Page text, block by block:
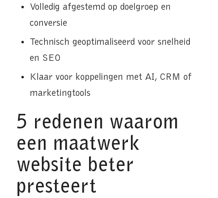
Volledig afgestemd op doelgroep en
conversie
Technisch geoptimaliseerd voor snelheid
en SEO
Klaar voor koppelingen met AI, CRM of
marketingtools
5 redenen waarom
een maatwerk
website beter
presteert